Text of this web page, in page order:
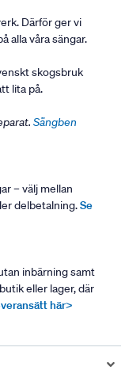
Därför ger vi
alla våra sängar.
skogsbruk
lita på.
Sängben
– välj mellan
delbetalning.Se
inbärning samt
eller lager, där
här>